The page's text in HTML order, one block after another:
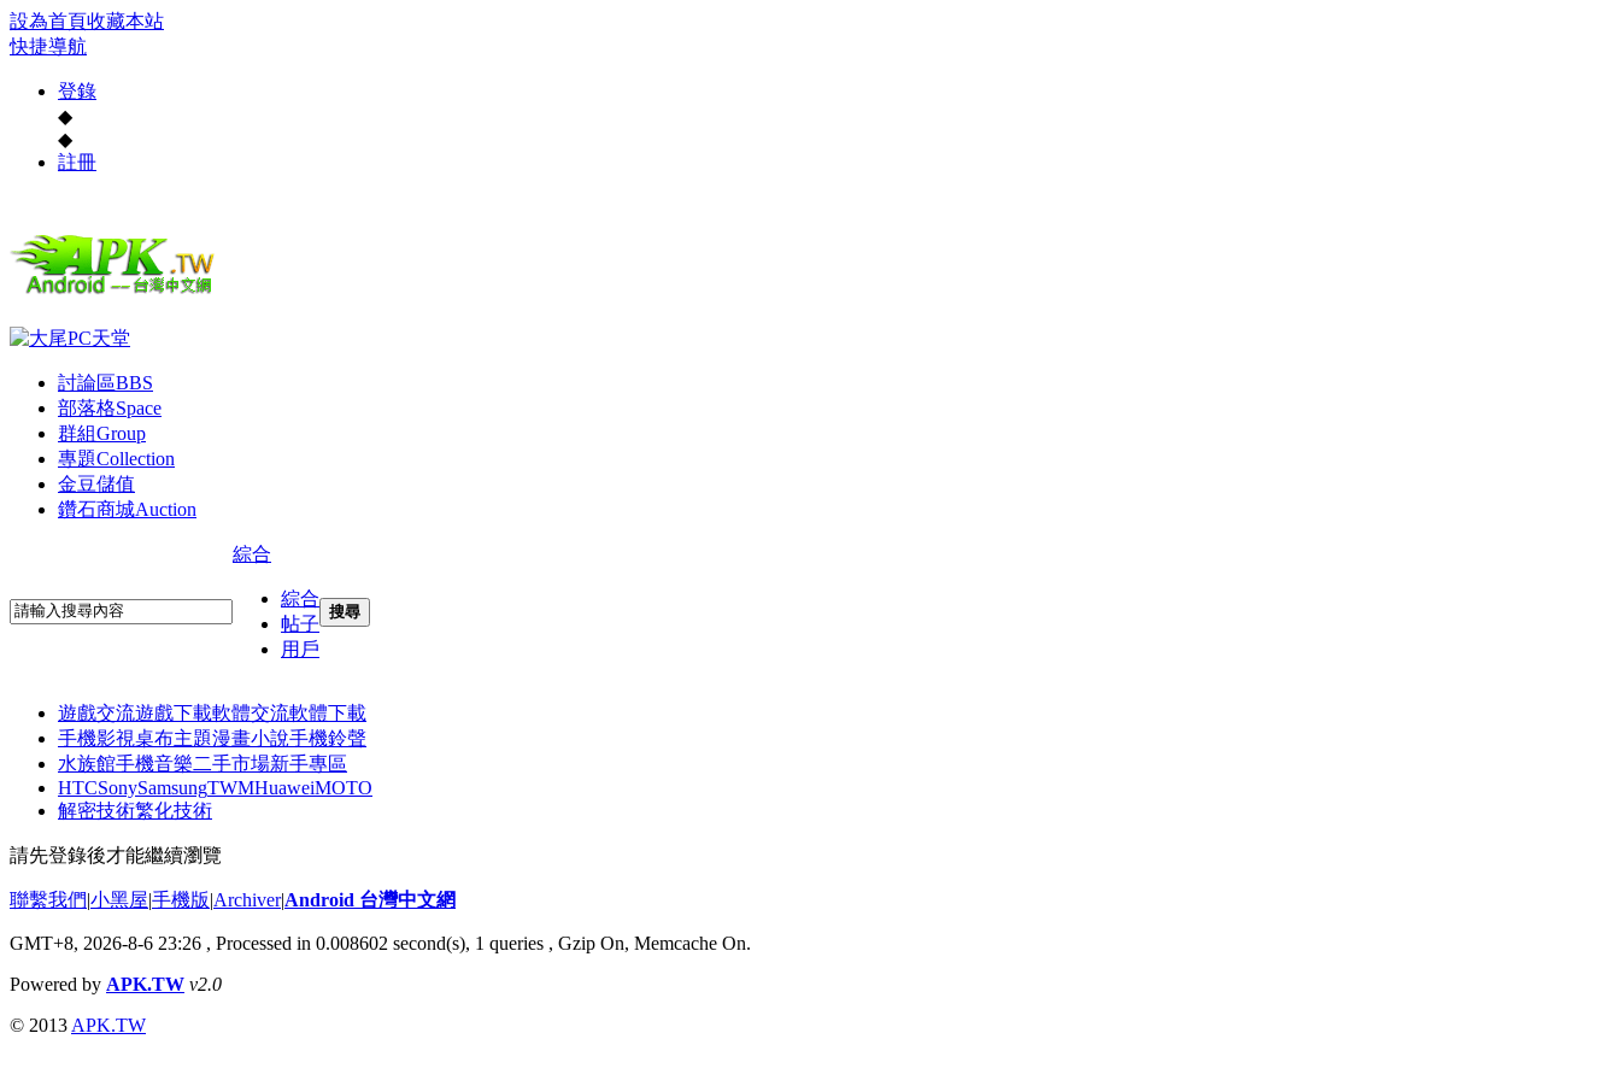
設為首頁收藏本站
快捷導航
登錄
◆
◆
註冊
討論區BBS
部落格Space
群組Group
專題Collection
金豆儲值
鑽石商城Auction
綜合
綜合
帖子
用戶
搜尋
遊戲交流遊戲下載軟體交流軟體下載
手機影視桌布主題漫畫小說手機鈴聲
水族館手機音樂二手市場新手專區
HTCSonySamsungTWMHuaweiMOTO
解密技術繁化技術
請先登錄後才能繼續瀏覽
聯繫我們|小黑屋|手機版|Archiver|Android 台灣中文網
GMT+8, 2026-8-6 23:26 , Processed in 0.008602 second(s), 1 queries , Gzip On, Memcache On.
Powered by APK.TW v2.0
© 2013 APK.TW